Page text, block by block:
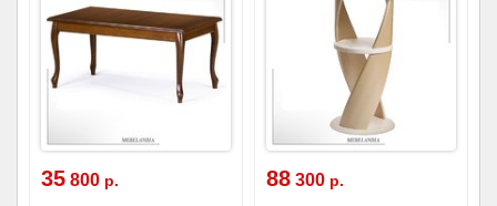
35 800 р. 88 300 р.